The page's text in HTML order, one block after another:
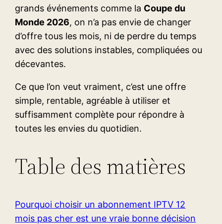
grands événements comme la Coupe du
Monde 2026, on n’a pas envie de changer
d’offre tous les mois, ni de perdre du temps
avec des solutions instables, compliquées ou
décevantes.
Ce que l’on veut vraiment, c’est une offre
simple, rentable, agréable à utiliser et
suffisamment complète pour répondre à
toutes les envies du quotidien.
Table des matières
Pourquoi choisir un abonnement IPTV 12
mois pas cher est une vraie bonne décision